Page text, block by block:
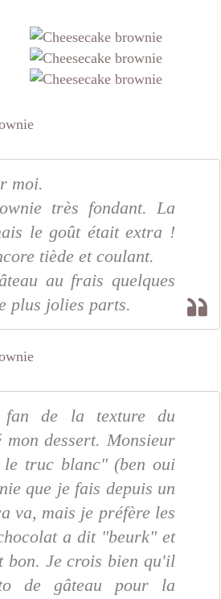
moi.
très fondant. La
le goût était extra !
tiède et coulant.
au frais quelques
plus jolies parts.
fan de la texture du
mon dessert. Monsieur
truc blanc" (ben oui
que je fais depuis un
va, mais je préfère les
a dit "beurk" et
bon. Je crois bien qu'il
de gâteau pour la